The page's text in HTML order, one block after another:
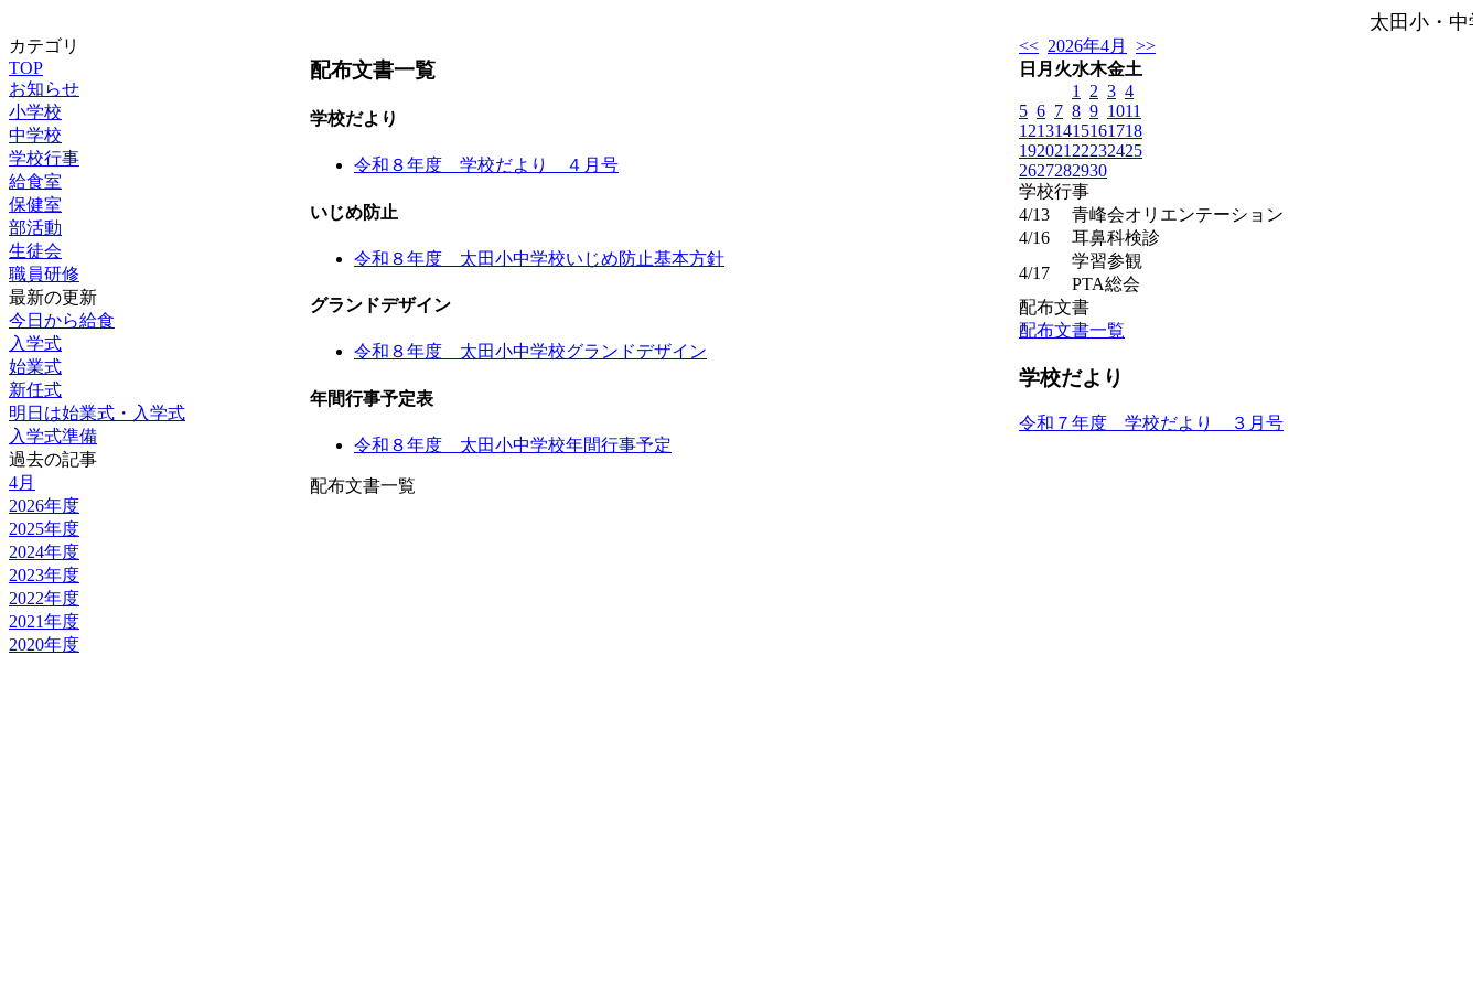
太田小・中
カテゴリ
TOP
お知らせ
小学校
中学校
学校行事
給食室
保健室
部活動
生徒会
職員研修
最新の更新
今日から給食
入学式
始業式
新任式
明日は始業式・入学式
入学式準備
過去の記事
4月
2026年度
2025年度
2024年度
2023年度
2022年度
2021年度
2020年度
配布文書一覧
学校だより
令和８年度 学校だより ４月号
いじめ防止
令和８年度 太田小中学校いじめ防止基本方針
グランドデザイン
令和８年度 太田小中学校グランドデザイン
年間行事予定表
令和８年度 太田小中学校年間行事予定
配布文書一覧
<< 2026年4月
>>
日 月 火水木金土
1
2 3 4
5 6 7 8 9 1011
12131415161718
192021 22232425
2627282930
学校行事
4/13
青峰会オリエンテーション
4/16
耳鼻科検診
4/17
学習参観
PTA総会
配布文書
配布文書一覧
学校だより
令和７年度 学校だより ３月号